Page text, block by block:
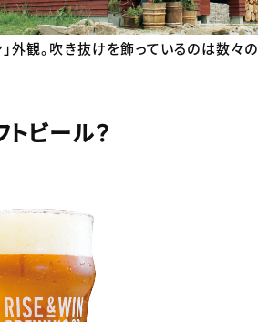
」外観。吹き抜けを飾っているのは数々
ビール？